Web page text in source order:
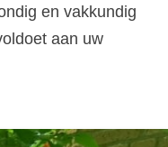
en vakkundig
aan uw